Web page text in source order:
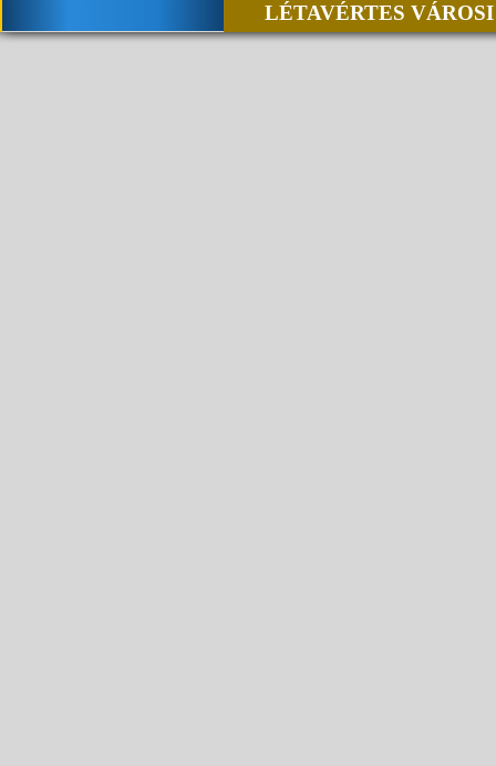
LÉTAVÉRTES